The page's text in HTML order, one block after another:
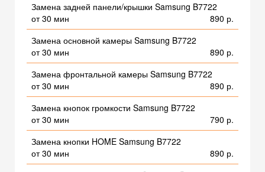
Замена задней панели/крышки Samsung B7722
от 30 мин
890 р.
Замена основной камеры Samsung B7722
от 30 мин
890 р.
Замена фронтальной камеры Samsung B7722
от 30 мин
890 р.
Замена кнопок громкости Samsung B7722
от 30 мин
790 р.
Замена кнопки HOME Samsung B7722
от 30 мин
890 р.